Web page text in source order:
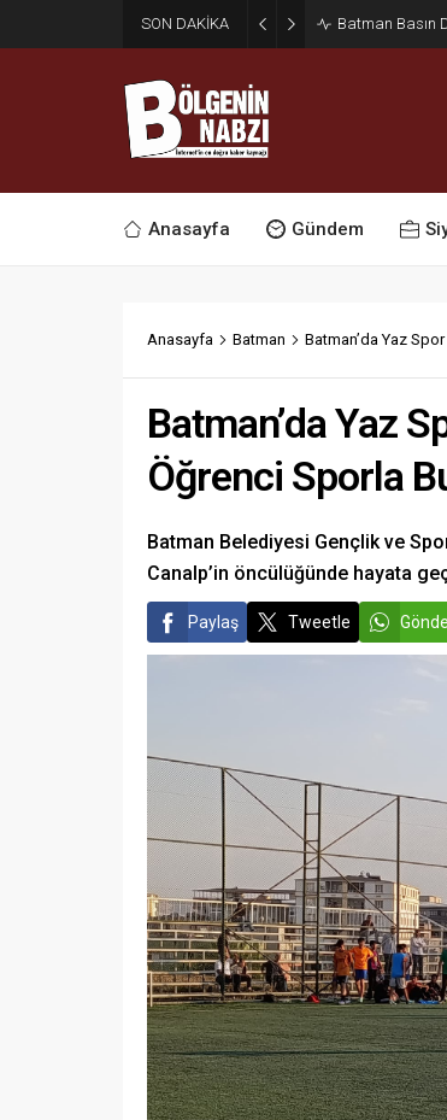
SON DAKİKA Zabıta
Anasayfa Gündem
Anasayfa Batman Batman’da Yaz
Batman’da Yaz
Öğrenci Sporla
Batman Belediyesi Gençlik ve
Canalp’in öncülüğünde hayata
Paylaş Tweetle